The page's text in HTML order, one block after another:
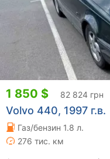
1 850 $ 82 824 грн
Volvo 440, 1997 г.в.
Газ/бензин 1.8 л.
276 тис. км